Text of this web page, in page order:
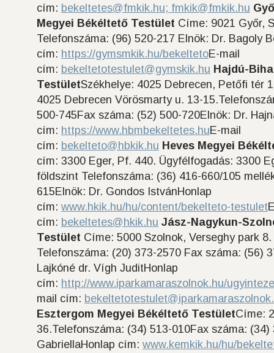
cím: bekeltetes@fmkik.hu; fmkik@fmkik.hu
Megyei Békéltető Testület Címe: 9021 Győr,
Telefonszáma: (96) 520-217 Elnök: Dr. Bagoly
cím: https://gymsmkik.hu/bekeltetoE-mail
cím: bekeltetotestulet@gymskik.hu Hajdú-
TestületSzékhelye: 4025 Debrecen, Petőfi tér
4025 Debrecen Vörösmarty u. 13-
500-745Fax száma: (52) 500-720Elnök: Dr.
cím: https://www.hbmbekeltetes.huE-mail
cím: bekelteto@hbkik.hu Heves Megyei
cím: 3300 Eger, Pf. 440. Ügyfélfogadás: 3300
földszint Telefonszáma: (36) 416-660/105
615Elnök: Dr. Gondos IstvánHonlap
cím: www.hkik.hu/hu/content/bekelteto-testulet
cím: bekeltetes@hkik.hu Jász-Nagykun-
Testület Címe: 5000 Szolnok, Verseghy park
Telefonszáma: (20) 373-2570 Fax száma: (56)
Lajkóné dr. Vígh JuditHonlap
cím: http://www.iparkamaraszolnok.hu/
mail cím:
Esztergom Megyei Békéltető TestületCíme:
36.Telefonszáma: (34) 513-010Fax száma:
GabriellaHonlap cím: www.kemkik.hu/hu/